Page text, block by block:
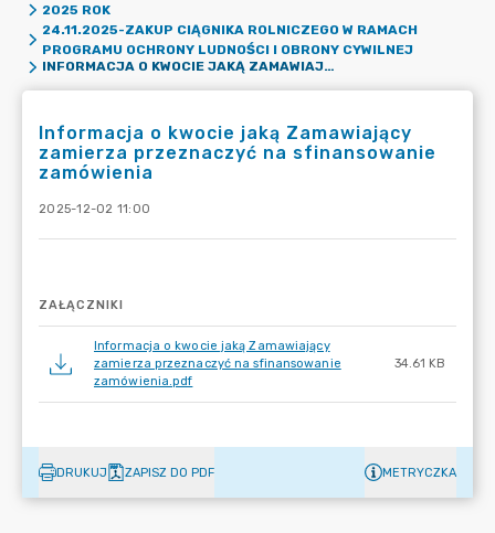
2025 ROK
24.11.2025-ZAKUP CIĄGNIKA ROLNICZEGO W RAMACH
PROGRAMU OCHRONY LUDNOŚCI I OBRONY CYWILNEJ
INFORMACJA O KWOCIE JAKĄ ZAMAWIAJĄCY ZAMIERZA PRZEZNACZYĆ NA SFINANSOWANIE ZAMÓWIENIA
Informacja o kwocie jaką Zamawiający
zamierza przeznaczyć na sfinansowanie
zamówienia
2025-12-02 11:00
ZAŁĄCZNIKI
Informacja o kwocie jaką Zamawiający
zamierza przeznaczyć na sfinansowanie
zamówienia.pdf
34.61 KB
DRUKUJ ZAPISZ DO PDF METRYCZKA